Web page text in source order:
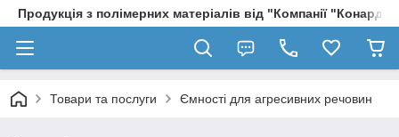
Продукція з полімерних матеріалів від "Компанії
Товари та послуги Ємності для агресивних речовин